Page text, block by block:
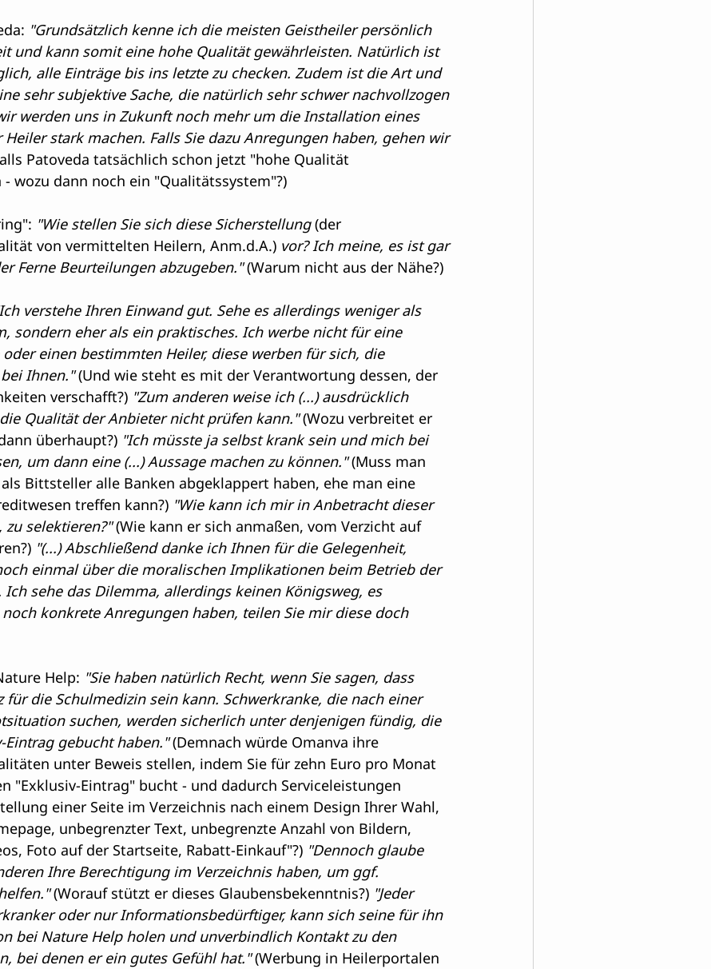
"Grundsätzlich kenne ich die meisten Geistheiler persönlich
und kann somit eine hohe Qualität gewährleisten. Natürlich ist
alle Einträge bis ins letzte zu checken. Zudem ist die Art und
sehr subjektive Sache, die natürlich sehr schwer nachvollzogen
werden uns in Zukunft noch mehr um die Installation eines
stark machen. Falls Sie dazu Anregungen haben, gehen wir
Patoveda tatsächlich schon jetzt "hohe Qualität
wozu dann noch ein "Qualitätssystem"?)
"Wie stellen Sie sich diese Sicherstellung (der
von vermittelten Heilern, Anm.d.A.) vor? Ich meine, es ist gar
Ferne Beurteilungen abzugeben." (Warum nicht aus der Nähe?)
verstehe Ihren Einwand gut. Sehe es allerdings weniger als
sondern eher als ein praktisches. Ich werbe nicht für eine
einen bestimmten Heiler, diese werben für sich, die
Ihnen." (Und wie steht es mit der Verantwortung dessen, der
verschafft?) "Zum anderen weise ich (...) ausdrücklich
Qualität der Anbieter nicht prüfen kann." (Wozu verbreitet er
überhaupt?) "Ich müsste ja selbst krank sein und mich bei
um dann eine (...) Aussage machen zu können." (Muss man
Bittsteller alle Banken abgeklappert haben, ehe man eine
treffen kann?) "Wie kann ich mir in Anbetracht dieser
zu selektieren?" (Wie kann er sich anmaßen, vom Verzicht auf
"(...) Abschließend danke ich Ihnen für die Gelegenheit,
einmal über die moralischen Implikationen beim Betrieb der
Ich sehe das Dilemma, allerdings keinen Königsweg, es
noch konkrete Anregungen haben, teilen Sie mir diese doch
Help: "Sie haben natürlich Recht, wenn Sie sagen, dass
für die Schulmedizin sein kann. Schwerkranke, die nach einer
suchen, werden sicherlich unter denjenigen fündig, die
gebucht haben." (Demnach würde Omanva ihre
unter Beweis stellen, indem Sie für zehn Euro pro Monat
"Exklusiv-Eintrag" bucht - und dadurch Serviceleistungen
einer Seite im Verzeichnis nach einem Design Ihrer Wahl,
unbegrenzter Text, unbegrenzte Anzahl von Bildern,
Foto auf der Startseite, Rabatt-Einkauf"?) "Dennoch glaube
Ihre Berechtigung im Verzeichnis haben, um ggf.
(Worauf stützt er dieses Glaubensbekenntnis?) "Jeder
oder nur Informationsbedürftiger, kann sich seine für ihn
bei Nature Help holen und unverbindlich Kontakt zu den
bei denen er ein gutes Gefühl hat." (Werbung in Heilerportalen